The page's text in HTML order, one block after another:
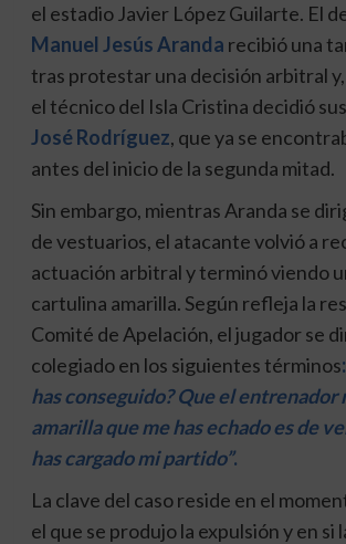
el estadio Javier López Guilarte. El
Manuel Jesús Aranda recibió una
tras protestar una decisión arbitral
el técnico del Isla Cristina decidió
José Rodríguez, que ya se
antes del inicio de la segunda mitad.
Sin embargo, mientras Aranda se
de vestuarios, el atacante volvió a
actuación arbitral y terminó viendo
cartulina amarilla. Según refleja la
Comité de Apelación, el jugador se
colegiado en los siguientes términos:
has conseguido? Que el entrenador
amarilla que me has echado es de
has cargado mi partido”.
La clave del caso reside en el
el que se produjo la expulsión y en si